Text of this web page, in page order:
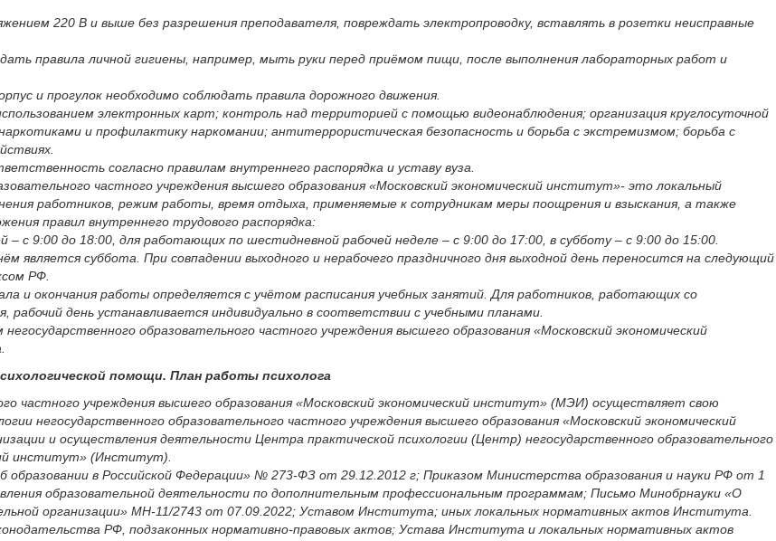
220 В и выше без разрешения преподавателя, повреждать электропроводку, вставлять в розетки неисправные
правила личной гигиены, например, мыть руки перед приёмом пищи, после выполнения лабораторных работ и
и прогулок необходимо соблюдать правила дорожного движения.
электронных карт; контроль над территорией с помощью видеонаблюдения; организация круглосуточной
и профилактику наркомании; антитеррористическая безопасность и борьба с экстремизмом; борьба с
согласно правилам внутреннего распорядка и уставу вуза.
частного учреждения высшего образования «Московский экономический институт»- это локальный
работников, режим работы, время отдыха, применяемые к сотрудникам меры поощрения и взыскания, а также
правил внутреннего трудового распорядка:
с 9:00 до 18:00, для работающих по шестидневной рабочей неделе – с 9:00 до 17:00, в субботу – с 9:00 до 15:00.
является суббота. При совпадении выходного и нерабочего праздничного дня выходной день переносится на следующий
РФ.
и окончания работы определяется с учётом расписания учебных занятий. Для работников, работающих со
день устанавливается индивидуально в соответствии с учебными планами.
образовательного частного учреждения высшего образования «Московский экономический
помощи. План работы психолога
частного учреждения высшего образования «Московский экономический институт» (МЭИ) осуществляет свою
негосударственного образовательного частного учреждения высшего образования «Московский экономический
и осуществления деятельности Центра практической психологии (Центр) негосударственного образовательного
институт» (Институт).
в Российской Федерации» № 273-ФЗ от 29.12.2012 г; Приказом Министерства образования и науки РФ от 1
образовательной деятельности по дополнительным профессиональным программам; Письмо Минобрнауки «О
организации» МН-11/2743 от 07.09.2022; Уставом Института; иных локальных нормативных актов Института.
РФ, подзаконных нормативно-правовых актов; Устава Института и локальных нормативных актов